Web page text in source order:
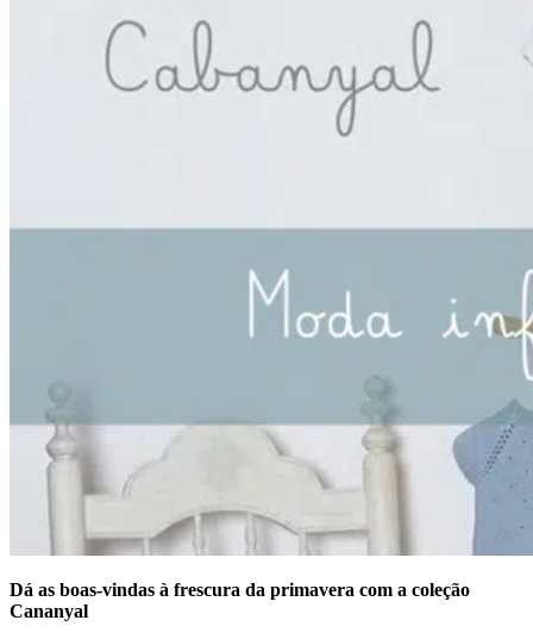
Dá as boas-vindas à frescura da primavera com a coleção
Cananyal